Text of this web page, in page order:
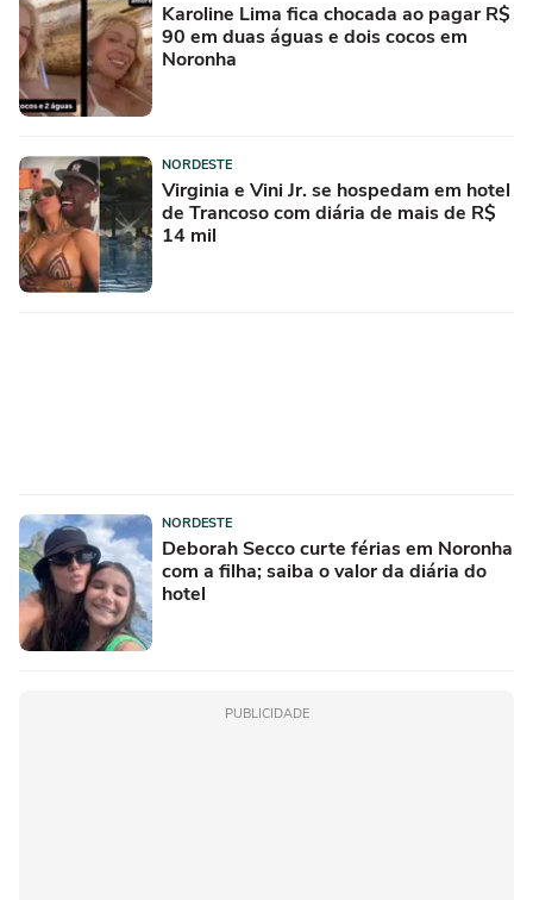
Karoline Lima fica chocada ao pagar R$
90 em duas águas e dois cocos em
Noronha
NORDESTE
Virginia e Vini Jr. se hospedam em hotel
de Trancoso com diária de mais de R$
14 mil
NORDESTE
Deborah Secco curte férias em Noronha
com a filha; saiba o valor da diária do
hotel
PUBLICIDADE